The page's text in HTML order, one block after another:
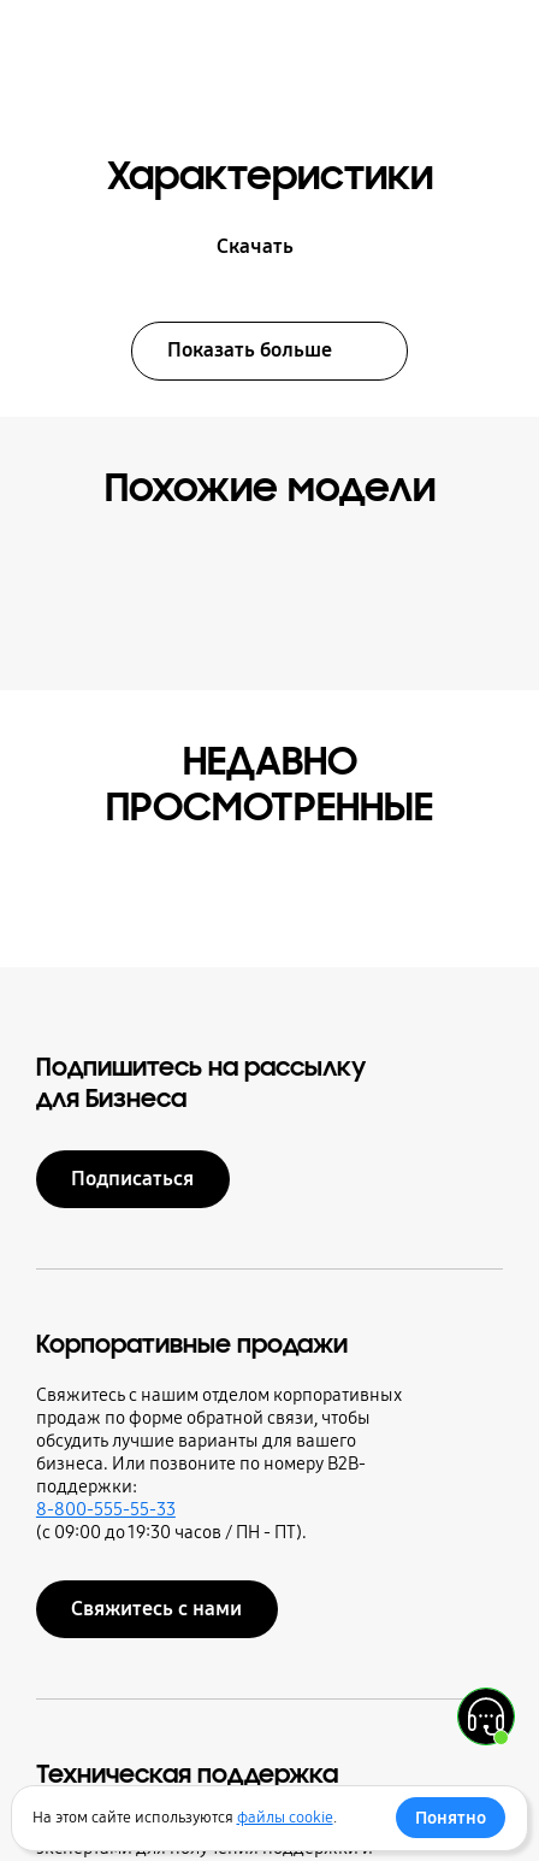
Характеристики
Скачать
Показать больше
Похожие модели
НЕДАВНО
ПРОСМОТРЕННЫЕ
Подпишитесь на рассылку
для Бизнеса
Подписаться
Корпоративные продажи
Свяжитесь с нашим отделом корпоративных
продаж по форме обратной связи, чтобы
обсудить лучшие варианты для вашего
бизнеса. Или позвоните по номеру B2B-
поддержки:
8-800-555-55-33
(с 09:00 до 19:30 часов / ПН - ПТ).
Свяжитесь с нами
Техническая поддержка
Нужна поддержка? Свяжитесь с нашими
экспертами для получения поддержки и
На этом сайте используются файлы cookie. Понятно